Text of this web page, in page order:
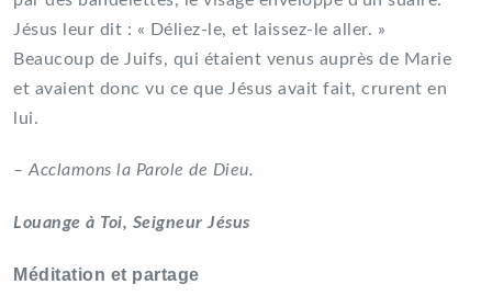
Jésus leur dit : « Déliez-le, et laissez-le aller. »
Beaucoup de Juifs, qui étaient venus auprès de Marie
et avaient donc vu ce que Jésus avait fait, crurent en
lui.
– Acclamons la Parole de Dieu.
Louange à Toi, Seigneur Jésus
Méditation et partage